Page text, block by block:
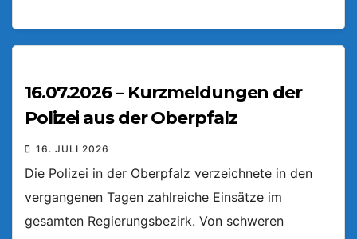
16.07.2026 – Kurzmeldungen der
Polizei aus der Oberpfalz
16. JULI 2026
Die Polizei in der Oberpfalz verzeichnete in den
vergangenen Tagen zahlreiche Einsätze im
gesamten Regierungsbezirk. Von schweren